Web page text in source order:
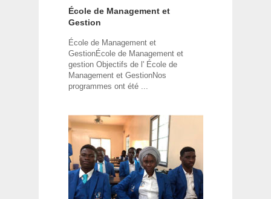
École de Management et
Gestion
École de Management et
GestionÉcole de Management et
gestion Objectifs de l' École de
Management et GestionNos
programmes ont été ...